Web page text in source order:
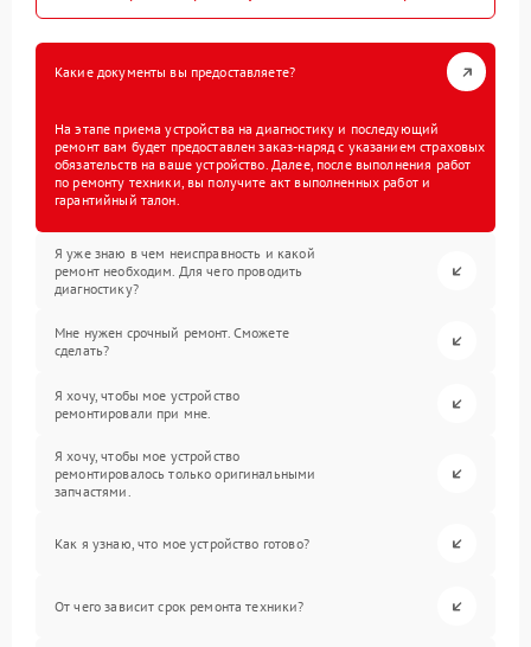
Какие документы вы предоставляете?
На этапе приема устройства на диагностику и последующий
ремонт вам будет предоставлен заказ-наряд с указанием страховых
обязательств на ваше устройство. Далее, после выполнения работ
по ремонту техники, вы получите акт выполненных работ и
гарантийный талон.
Я уже знаю в чем неисправность и какой
ремонт необходим. Для чего проводить
диагностику?
Мне нужен срочный ремонт. Сможете
сделать?
Я хочу, чтобы мое устройство
ремонтировали при мне.
Я хочу, чтобы мое устройство
ремонтировалось только оригинальными
запчастями.
Как я узнаю, что мое устройство готово?
От чего зависит срок ремонта техники?